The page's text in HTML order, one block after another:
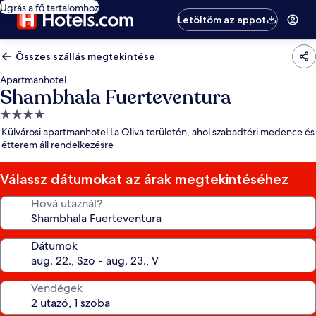
Ugrás a fő tartalomhoz
Letöltöm az appot
Összes szállás megtekintése
Apartmanhotel
Shambhala Fuerteventura
4.0
csillagos
szálláshely
Külvárosi apartmanhotel La Oliva területén, ahol szabadtéri medence és
étterem áll rendelkezésre
Válassz dátumokat az árak megtekintéséhez
Hová utaznál?
Dátumok
Vendégek